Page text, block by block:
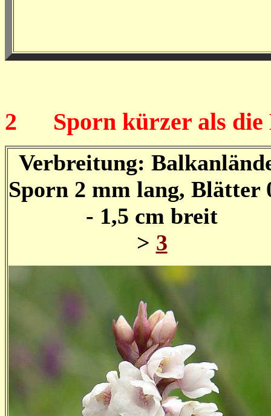
2 Sporn kürzer als die
Verbreitung:
Sporn 2 mm lang, Blätter
- 1,5 cm breit
> 3